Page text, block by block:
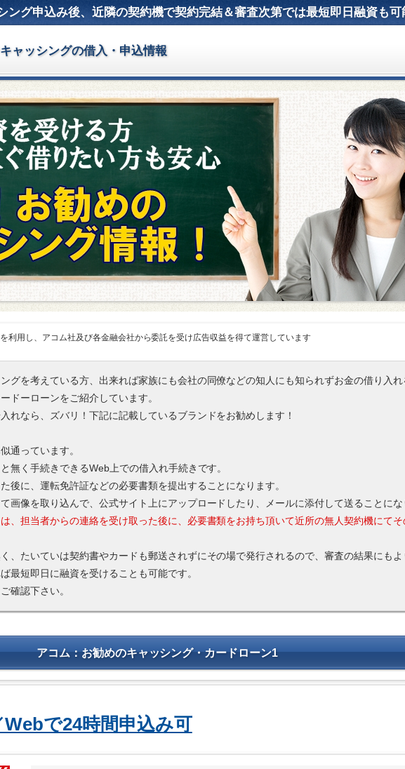
ング申込み後、近隣の契約機で契約完結＆審査次第では最短即日融資も可
ャッシングの借入・申込情報
利用し、アコム社及び各金融会社から委託を受け広告収益を得て運営しています
グを考えている方、出来れば家族にも会社の同僚などの知人にも知られずお金の借り入
ドーローンをご紹介しています。
れなら、ズバリ！下記に記載しているブランドをお勧めします！
通っています。
無く手続きできるWeb上での借入れ手続きです。
後に、運転免許証などの必要書類を提出することになります。
画像を取り込んで、公式サイト上にアップロードしたり、メールに添付して送ることにな
、担当者からの連絡を受け取った後に、必要書類をお持ち頂いて近所の無人契約機にて
、たいていは契約書やカードも郵送されずにその場で発行されるので、審査の結果にもよ
最短即日に融資を受けることも可能です。
確認下さい。
アコム：お勧めのキャッシング・カードローン1
で24時間申込み可